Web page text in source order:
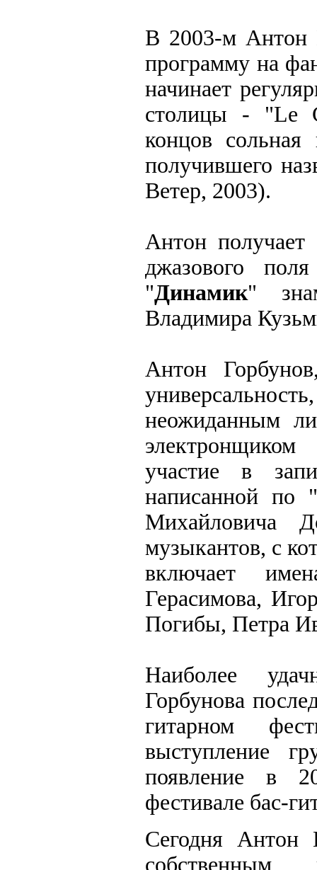
В 2003-м Антон
программу на
начинает
столицы - "Le
концов сольная
получившего
Ветер, 2003).
Антон получает
джазового
"Динамик"
Владимира
Антон
неожиданным
участие в
написанной по
Михайловича
музыкантов, с
включает
Герасимова,
Погибы, Петра
Наиболее
Горбунова
гитарном
выступление
появление в
фестивале бас-
Сегодня Антон